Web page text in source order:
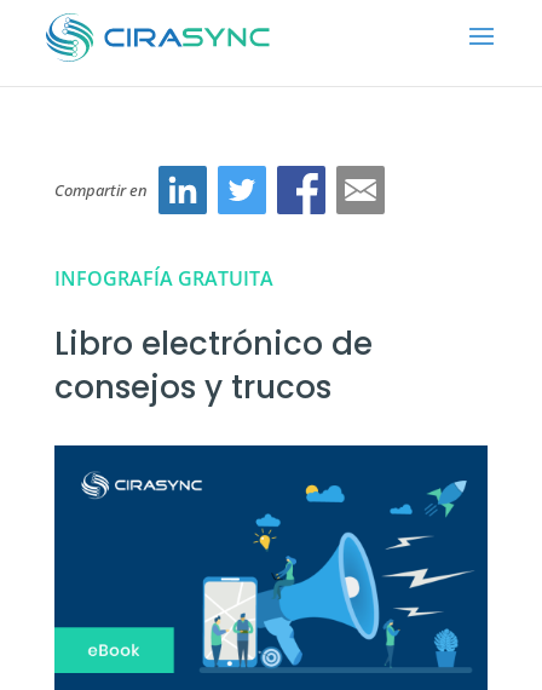
Compartir en
INFOGRAFÍA GRATUITA
Libro electrónico de
consejos y trucos